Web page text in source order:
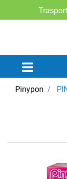
Open menu
Pinypon